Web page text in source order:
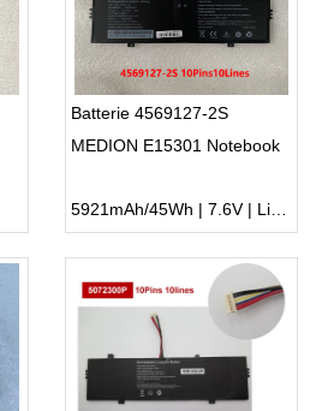
Batterie 4569127-2S
MEDION E15301 Notebook
5921mAh/45Wh | 7.6V | Li-ion ...